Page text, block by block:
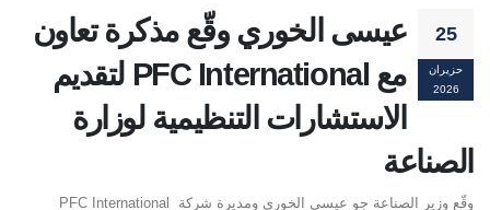
25
حزيران
2026
عيسى الخوري وقّع مذكرة تعاون
مع PFC International لتقديم
الاستشارات التنظيمية لوزارة
الصناعة
وقّع وزير الصناعة جو عيسى الخوري ومديرة شركة PFC International